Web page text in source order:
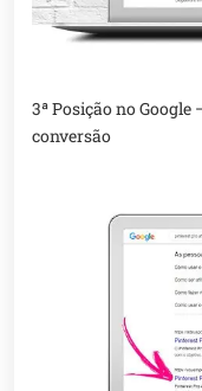
3ª Posição no
conversão